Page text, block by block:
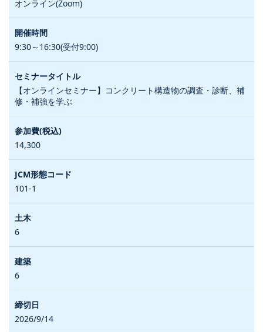
オンライン(Zoom)
9:30～16:30(受付9:00)
【オンラインセミナー】コンクリート構造物の調査・診断、補
修・補強を学ぶ
14,300
101-1
6
6
2026/9/14